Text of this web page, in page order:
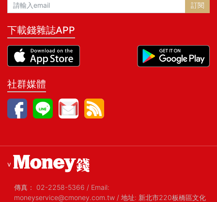
訂閱
下載錢雜誌APP
社群媒體
v
傳真： 02-2258-5366 / Email:
moneyservice@cmoney.com.tw / 地址: 新北市220板橋區文化